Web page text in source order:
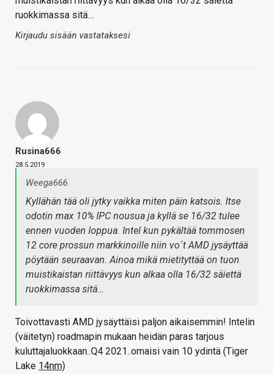
ruokkimassa sitä…
Kirjaudu sisään vastataksesi
Rusina666
28.5.2019
Weega666
Kyllähän tää oli jytky vaikka miten päin katsois. Itse
odotin max 10% IPC nousua ja kyllä se 16/32 tulee
ennen vuoden loppua. Intel kun pykältää tommosen
12 core prossun markkinoille niin vo´t AMD jysäyttää
pöytään seuraavan. Ainoa mikä mietityttää on tuon
muistikaistan riittävyys kun alkaa olla 16/32 säiettä
ruokkimassa sitä…
Toivottavasti AMD jysäyttäisi paljon aikaisemmin! Intelin
(väitetyn) roadmapin mukaan heidän paras tarjous
kuluttajaluokkaan..Q4 2021..omaisi vain 10 ydintä (Tiger
Lake 14nm)